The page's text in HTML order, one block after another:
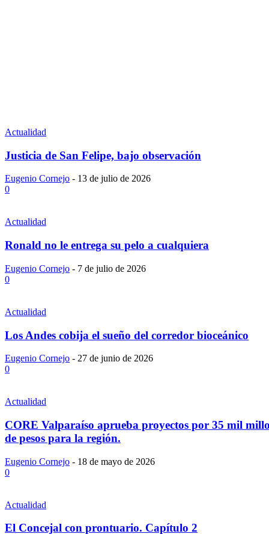
Actualidad
Justicia de San Felipe, bajo observación
Eugenio Cornejo - 13 de julio de 2026
0
Actualidad
Ronald no le entrega su pelo a cualquiera
Eugenio Cornejo - 7 de julio de 2026
0
Actualidad
Los Andes cobija el sueño del corredor bioceánico
Eugenio Cornejo - 27 de junio de 2026
0
Actualidad
CORE Valparaíso aprueba proyectos por 35 mil
de pesos para la región.
Eugenio Cornejo - 18 de mayo de 2026
0
Actualidad
El Concejal con prontuario. Capítulo 2